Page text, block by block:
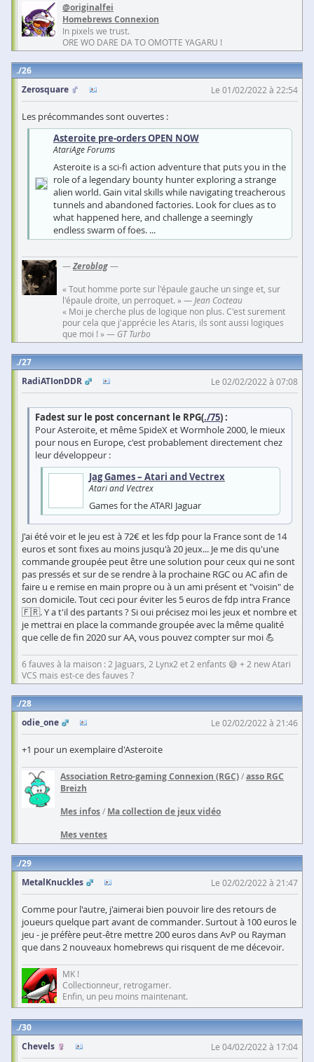
@originalfei
Homebrews Connexion
In pixels we trust.
ORE WO DARE DA TO OMOTTE YAGARU !
26
Zerosquare
Le 01/02/2022 à 22:54
Les précommandes sont ouvertes :
Asteroite pre-orders OPEN NOW
AtariAge Forums
Asteroite is a sci-fi action adventure that puts you in the
role of a legendary bounty hunter exploring a strange
alien world. Gain vital skills while navigating treacherous
tunnels and abandoned factories. Look for clues as to
what happened here, and challenge a seemingly
endless swarm of foes. ...
—Zeroblog—
« Tout homme porte sur l'épaule gauche un singe et, sur
l'épaule droite, un perroquet. » — Jean Cocteau
« Moi je cherche plus de logique non plus. C'est surement
pour cela que j'apprécie les Ataris, ils sont aussi logiques
que moi ! » — GT Turbo
27
RadiATIonDDR
Le 02/02/2022 à 07:08
Fadest sur le post concernant le RPG(./75) :
Pour Asteroite, et même SpideX et Wormhole 2000, le mieux
pour nous en Europe, c'est probablement directement chez
leur développeur :
Jag Games – Atari and Vectrex
Atari and Vectrex
Games for the ATARI Jaguar
J'ai été voir et le jeu est à 72€ et les fdp pour la France sont de 14
euros et sont fixes au moins jusqu'à 20 jeux... Je me dis qu'une
commande groupée peut être une solution pour ceux qui ne sont
pas pressés et sur de se rendre à la prochaine RGC ou AC afin de
faire u e remise en main propre ou à un ami présent et "voisin" de
son domicile. Tout ceci pour éviter les 5 euros de fdp intra France
🇫🇷. Y a t'il des partants ? Si oui précisez moi les jeux et nombre et
je mettrai en place la commande groupée avec la même qualité
que celle de fin 2020 sur AA, vous pouvez compter sur moi 💪
6 fauves à la maison : 2 Jaguars, 2 Lynx2 et 2 enfants 😅 + 2 new Atari
VCS mais est-ce des fauves ?
28
odie_one
Le 02/02/2022 à 21:46
+1 pour un exemplaire d'Asteroite
Association Retro-gaming Connexion (RGC)/asso RGC
Breizh
Mes infos/ Ma collection de jeux vidéo
Mes ventes
29
MetalKnuckles
Le 02/02/2022 à 21:47
Comme pour l'autre, j'aimerai bien pouvoir lire des retours de
joueurs quelque part avant de commander. Surtout à 100 euros le
jeu - je préfère peut-être mettre 200 euros dans AvP ou Rayman
que dans 2 nouveaux homebrews qui risquent de me décevoir.
MK !
Collectionneur, retrogamer.
Enfin, un peu moins maintenant.
30
Chevels
Le 04/02/2022 à 17:04